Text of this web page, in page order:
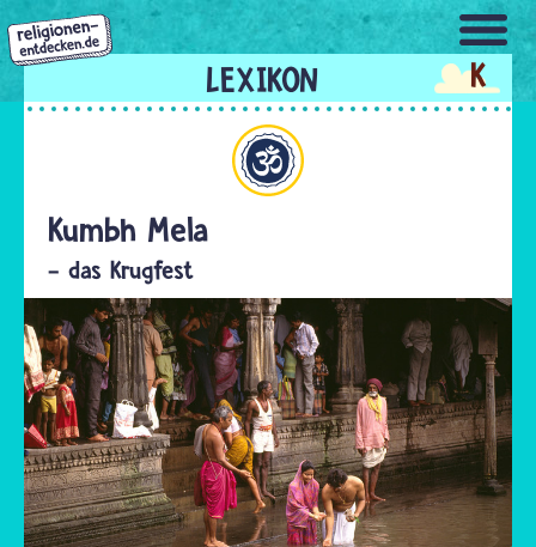
Direkt
zum
Inhalt
K
Kumbh Mela
- das Krugfest